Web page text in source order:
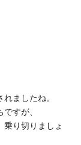
ましたね。
すが、
乗り切りましょ